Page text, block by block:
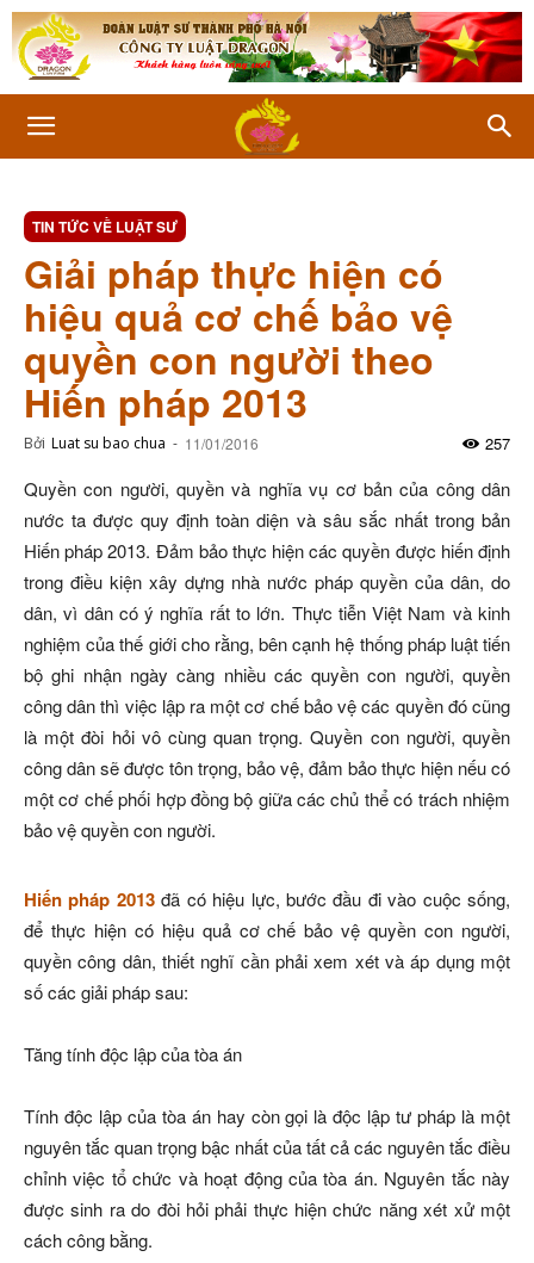
TIN TỨC VỀ LUẬT SƯ
Giải pháp thực hiện có
hiệu quả cơ chế bảo vệ
quyền con người theo
Hiến pháp 2013
Bởi Luat su bao chua - 11/01/2016 257
Quyền con người, quyền và nghĩa vụ cơ bản của công dân
nước ta được quy định toàn diện và sâu sắc nhất trong bản
Hiến pháp 2013. Đảm bảo thực hiện các quyền được hiến định
trong điều kiện xây dựng nhà nước pháp quyền của dân, do
dân, vì dân có ý nghĩa rất to lớn. Thực tiễn Việt Nam và kinh
nghiệm của thế giới cho rằng, bên cạnh hệ thống pháp luật tiến
bộ ghi nhận ngày càng nhiều các quyền con người, quyền
công dân thì việc lập ra một cơ chế bảo vệ các quyền đó cũng
là một đòi hỏi vô cùng quan trọng. Quyền con người, quyền
công dân sẽ được tôn trọng, bảo vệ, đảm bảo thực hiện nếu có
một cơ chế phối hợp đồng bộ giữa các chủ thể có trách nhiệm
bảo vệ quyền con người.
Hiến pháp 2013đã có hiệu lực, bước đầu đi vào cuộc sống,
để thực hiện có hiệu quả cơ chế bảo vệ quyền con người,
quyền công dân, thiết nghĩ cần phải xem xét và áp dụng một
số các giải pháp sau:
Tăng tính độc lập của tòa án
Tính độc lập của tòa án hay còn gọi là độc lập tư pháp là một
nguyên tắc quan trọng bậc nhất của tất cả các nguyên tắc điều
chỉnh việc tổ chức và hoạt động của tòa án. Nguyên tắc này
được sinh ra do đòi hỏi phải thực hiện chức năng xét xử một
cách công bằng.